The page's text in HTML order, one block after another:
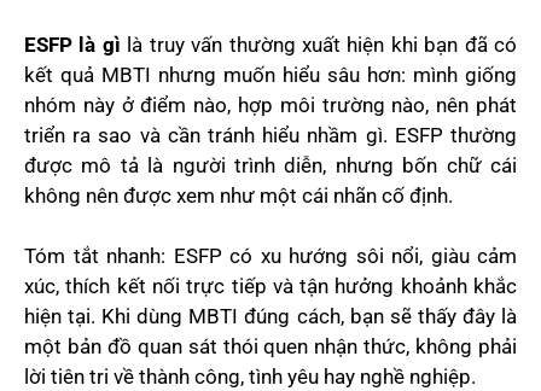
ESFP là gì là truy vấn thường xuất hiện khi bạn đã có
kết quả MBTI nhưng muốn hiểu sâu hơn: mình giống
nhóm này ở điểm nào, hợp môi trường nào, nên phát
triển ra sao và cần tránh hiểu nhầm gì. ESFP thường
được mô tả là người trình diễn, nhưng bốn chữ cái
không nên được xem như một cái nhãn cố định.
Tóm tắt nhanh: ESFP có xu hướng sôi nổi, giàu cảm
xúc, thích kết nối trực tiếp và tận hưởng khoảnh khắc
hiện tại. Khi dùng MBTI đúng cách, bạn sẽ thấy đây là
một bản đồ quan sát thói quen nhận thức, không phải
lời tiên tri về thành công, tình yêu hay nghề nghiệp.